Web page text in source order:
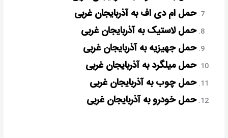
حمل ام دی اف به آذربایجان غربی
حمل لاستیک به آذربایجان غربی
حمل جهیزیه به آذربایجان غربی
حمل میلگرد به آذربایجان غربی
حمل چوب به آذربایجان غربی
حمل خودرو به آذربایجان غربی